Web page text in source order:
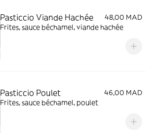
Pasticcio Viande Hachée
48,00 MAD
Frites, sauce béchamel, viande hachée
Pasticcio Poulet
46,00 MAD
Frites, sauce béchamel, poulet